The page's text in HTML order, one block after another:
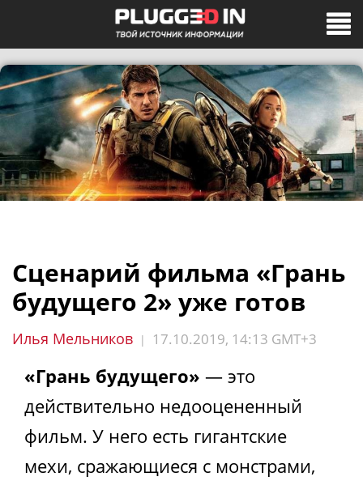
Сценарий фильма «Грань
будущего 2» уже готов
Илья Мельников | 17.10.2019, 14:13 GMT+3
«Грань будущего» — это
действительно недооцененный
фильм. У него есть гигантские
мехи, сражающиеся с монстрами,